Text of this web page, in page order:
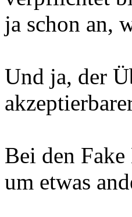
ja schon an,
Und ja, der
Bei den
um etwas